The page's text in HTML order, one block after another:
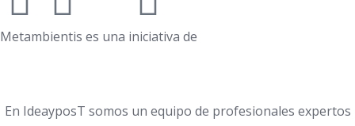
Metambientis es una iniciativa de
En IdeayposT somos un equipo de profesionales expertos